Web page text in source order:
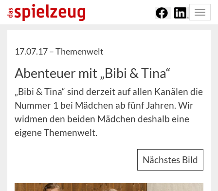
17.07.17 –Themenwelt
Abenteuer mit „Bibi & Tina“
„Bibi & Tina“ sind derzeit auf allen Kanälen die
Nummer 1 bei Mädchen ab fünf Jahren. Wir
widmen den beiden Mädchen deshalb eine
eigene Themenwelt.
Nächstes Bild